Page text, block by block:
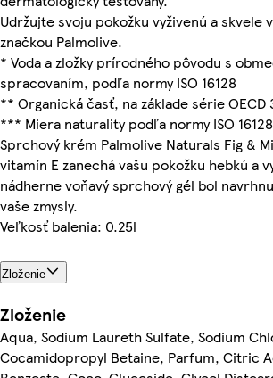
Udržujte svoju pokožku vyživenú a skvele
značkou Palmolive.
* Voda a zložky prírodného pôvodu s
spracovaním, podľa normy ISO 16128
** Organická časť, na základe série OECD
*** Miera naturality podľa normy ISO 16128
Sprchový krém Palmolive Naturals Fig &
vitamín E zanechá vašu pokožku hebkú a
nádherne voňavý sprchový gél bol
vaše zmysly.
Veľkosť balenia: 0.25l
Zloženie
Zloženie
Aqua, Sodium Laureth Sulfate, Sodium
Cocamidopropyl Betaine, Parfum, Citric